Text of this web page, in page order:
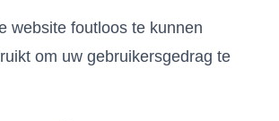
website foutloos te kunnen
om uw gebruikersgedrag te